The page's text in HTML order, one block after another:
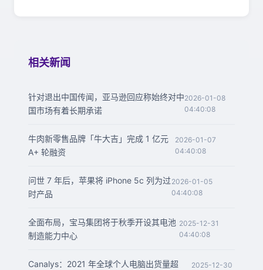
相关新闻
针对退出中国传闻，亚马逊回应称始终对中
国市场有着长期承诺
2026-01-08
04:40:08
牛肉新零售品牌「牛大吉」完成 1 亿元
A+ 轮融资
2026-01-07
04:40:08
问世 7 年后，苹果将 iPhone 5c 列为过
时产品
2026-01-05
04:40:08
全面布局，宝马集团将于秋季开设其电池
制造能力中心
2025-12-31
04:40:08
Canalys：2021 年全球个人电脑出货量超
2025-12-30